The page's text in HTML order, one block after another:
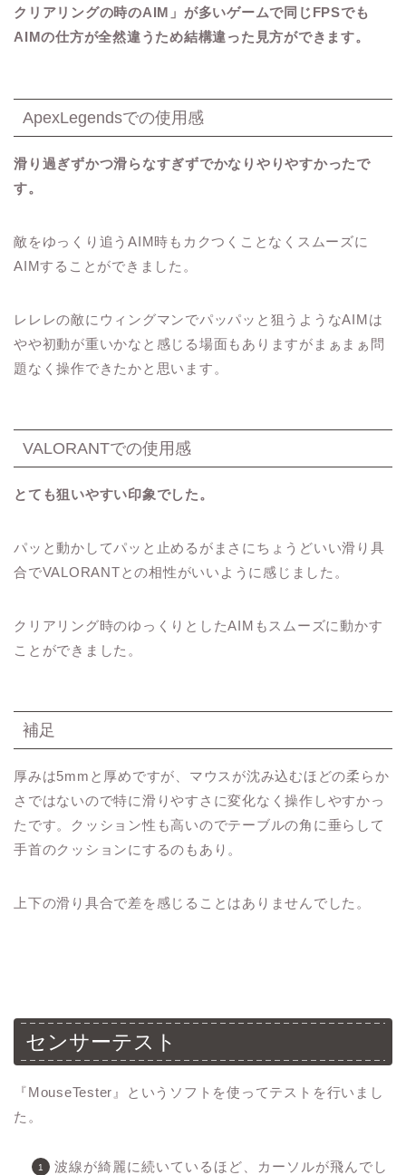
クリアリングの時のAIM」が多いゲームで同じFPSでも
AIMの仕方が全然違うため結構違った見方ができます。
ApexLegendsでの使用感
滑り過ぎずかつ滑らなすぎずでかなりやりやすかったで
す。
敵をゆっくり追うAIM時もカクつくことなくスムーズに
AIMすることができました。
レレレの敵にウィングマンでパッパッと狙うようなAIMは
やや初動が重いかなと感じる場面もありますがまぁまぁ問
題なく操作できたかと思います。
VALORANTでの使用感
とても狙いやすい印象でした。
パッと動かしてパッと止めるがまさにちょうどいい滑り具
合でVALORANTとの相性がいいように感じました。
クリアリング時のゆっくりとしたAIMもスムーズに動かす
ことができました。
補足
厚みは5mmと厚めですが、マウスが沈み込むほどの柔らか
さではないので特に滑りやすさに変化なく操作しやすかっ
たです。クッション性も高いのでテーブルの角に垂らして
手首のクッションにするのもあり。
上下の滑り具合で差を感じることはありませんでした。
センサーテスト
『MouseTester』というソフトを使ってテストを行いまし
た。
波線が綺麗に続いているほど、カーソルが飛んでし